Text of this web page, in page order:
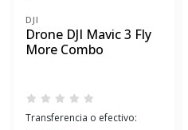
DJI
Drone DJI Mavic 3 Fly
More Combo
Transferencia o efectivo: